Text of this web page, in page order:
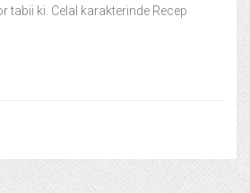
tabii ki. Celal karakterinde Recep